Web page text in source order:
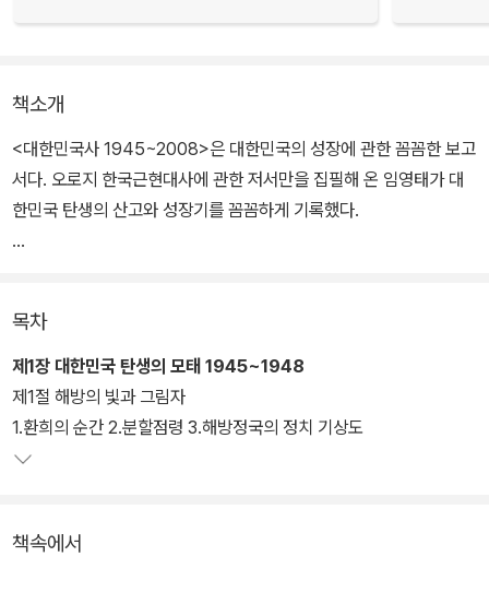
책소개
<대한민국사 1945~2008>은 대한민국의 성장에 관한 꼼꼼한 보고
서다. 오로지 한국근현대사에 관한 저서만을 집필해 온 임영태가 대
한민국 탄생의 산고와 성장기를 꼼꼼하게 기록했다.
해설자를 자처하며, 자의적인 평가나 해석을 최소화하려고 노력한다.
독자 스스로 판단할 수 있는 근거를 제공하기 위함이다.
이 책은 1945년 해방에서부터 2008년 이명박 정부의 출범까지를
다루었다. 대한민국의 모태가 되는 해방정국을 제1장으로 하고 이승
10개의 장으로 나누었다.
목차
제1장 대한민국 탄생의 모태 1945~1948
제1절 해방의 빛과 그림자
1.환희의 순간 2.분할점령 3.해방정국의 정치 기상도
책속에서